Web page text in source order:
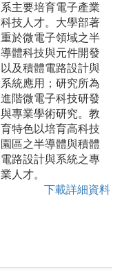
系主要培育電子產業
科技人才。大學部著
重於微電子領域之半
導體科技與元件開發
以及積體電路設計與
系統應用；研究所為
進階微電子科技研發
與專業學術研究。教
育特色以培育高科技
園區之半導體與積體
電路設計與系統之專
業人才。
下載詳細資料